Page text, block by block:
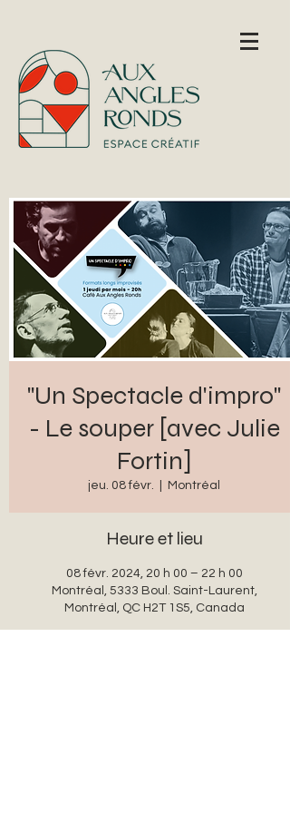
"Un Spectacle d'impro"
- Le souper [avec Julie
Fortin]
jeu. 08 févr. Montréal
Heure et lieu
08 févr. 2024, 20 h 00 – 22 h 00
Montréal, 5333 Boul. Saint-Laurent,
Montréal, QC H2T 1S5, Canada